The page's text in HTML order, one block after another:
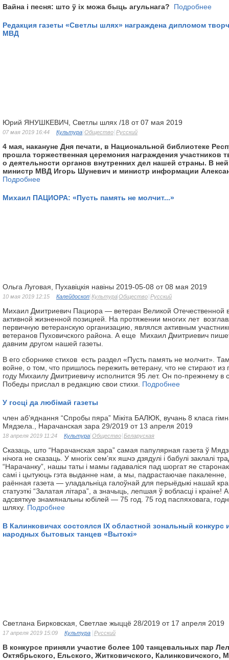
Вайна і песня: што ў іх можа быць агульнага? Подробнее
Редакция газеты «Светлы шлях» награждена дипломом
МВД
Юрий ЯНУШКЕВИЧ, Светлы шлях /18 от 07 мая 2019
07 мая 2019 16:44 Культура Общество Русский
4 мая, накануне Дня печати, в Национальной библиотеке
прошла торжественная церемония награждения участников
о деятельности органов внутренних дел нашей страны. В
министр МВД Игорь Шуневич и министр информации
Подробнее
Михаил ПАЦИОРА: «Пусть память не молчит...»
Ольга Луговая, Пухавіцкія навіны 2019-05-08 от 08 мая 2019
10 мая 2019 12:15 Калейдоскоп Культура Общество Русский
Михаил Дмитриевич Пациора — ветеран Великой Отечественной
активной жизненной позицией. На протяжении многих лет
первичную ветеранскую организацию, являлся активным
ветеранов Пуховичского района. А еще Михаил Дмитриевич
давним другом нашей газеты.
В его сборнике стихов есть раздел «Пусть память не молчит».
войне, о том, что пришлось пережить ветерану, что не стирают
году Михаилу Дмитриевичу исполнится 95 лет. Он по-прежнему в
Победы прислал в редакцию свои стихи. Подробнее
У госці да любімай газеты
член аб’яднання “Спробы пяра” Мікіта БАЛЮК, вучань 8 класа
Мядзела., Нарачанская зара 29/2019 от 13 апреля 2019
18 апреля 2019 11:24 Культура Общество Беларуская
Сказаць, што “Нарачанская зара” самая папулярная газета ў
нічога не сказаць. У многіх сем’ях яшчэ дзядулі і бабулі заклалі
“Нарачанку”, нашы таты і мамы гадаваліся пад шоргат яе
самі і цытуюць гэта выданне нам, а мы, падрастаючае
раённая газета — уладальніца галоўнай для перыёдыкі нашай
статуэткі “Залатая літара”, а значыць, лепшая ў вобласці і краіне!
адсвяткуе знамянальны юбілей — 75 год. 75 год паспяховага,
шляху. Подробнее
В Калинковичах состоялся ІХ областной зональный конкурc
народных бытовых танцев «Вытокі»
Светлана Бирковская, Светлае жыццё 28/2019 от 17 апреля 2019
17 апреля 2019 15:09 Культура Русский
В конкурсе приняли участие более 100 танцевальных пар
Октябрьского, Ельского, Житковичского, Калинковичского,